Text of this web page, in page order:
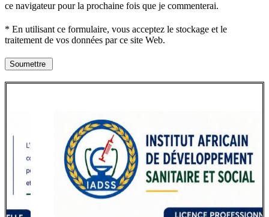
ce navigateur pour la prochaine fois que je commenterai.
* En utilisant ce formulaire, vous acceptez le stockage et le
traitement de vos données par ce site Web.